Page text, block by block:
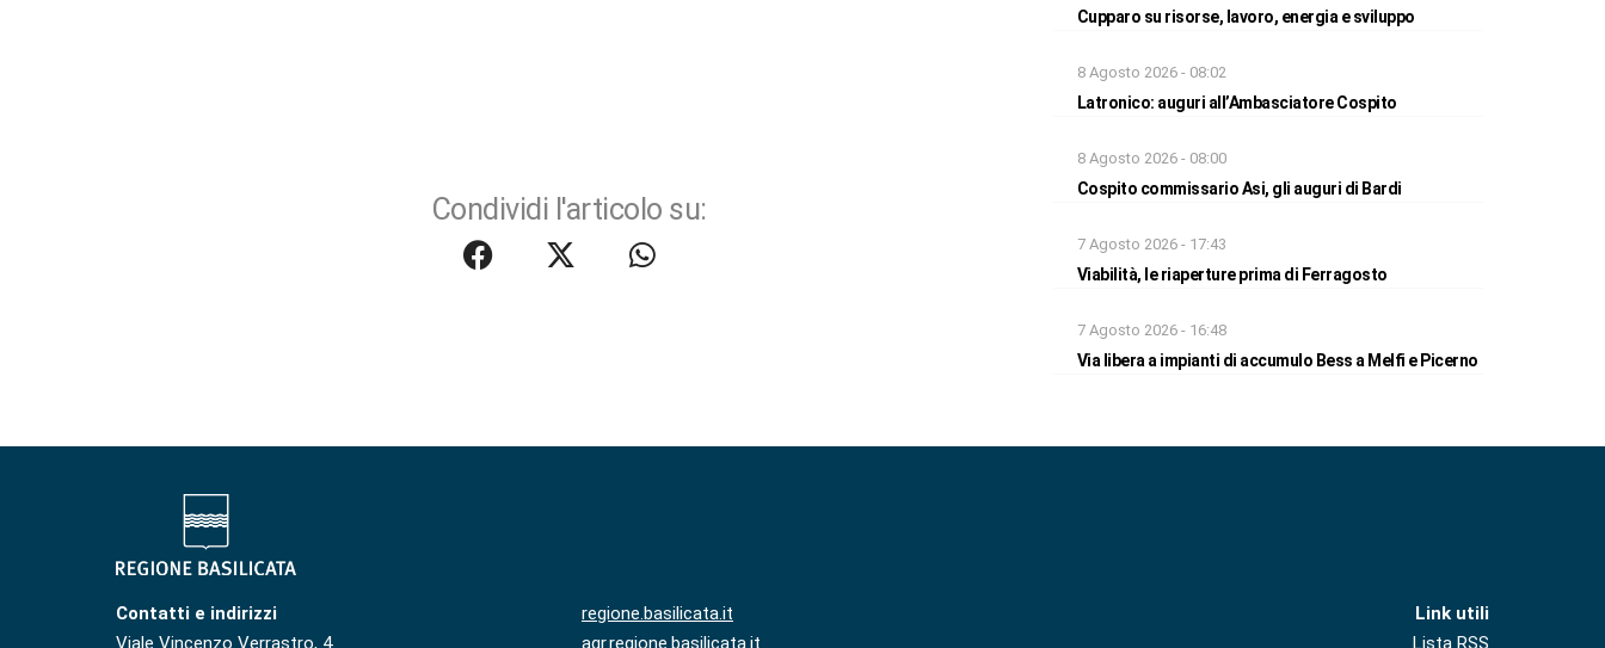
Condividi l'articolo su:
Cupparo su risorse, lavoro, energia e sviluppo
8 Agosto 2026 - 08:02
Latronico: auguri all’Ambasciatore Cospito
8 Agosto 2026 - 08:00
Cospito commissario Asi, gli auguri di Bardi
7 Agosto 2026 - 17:43
Viabilità, le riaperture prima di Ferragosto
7 Agosto 2026 - 16:48
Via libera a impianti di accumulo Bess a Melfi e Picerno
Contatti e indirizzi
Viale Vincenzo Verrastro, 4
regione.basilicata.it
agr.regione.basilicata.it
Link utili
Lista RSS